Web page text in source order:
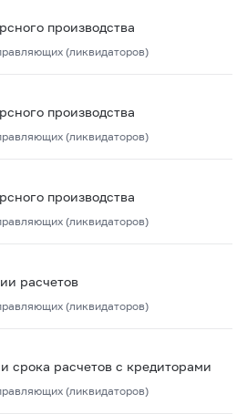
производства
(ликвидаторов)
производства
(ликвидаторов)
производства
(ликвидаторов)
расчетов
(ликвидаторов)
срока расчетов с кредиторами
(ликвидаторов)